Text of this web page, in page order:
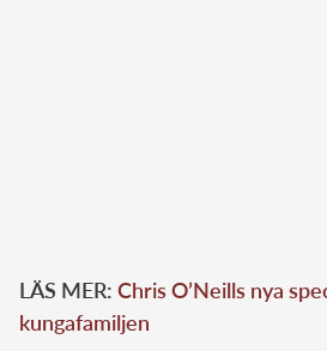
LÄS MER: Chris O’Neills nya
kungafamiljen